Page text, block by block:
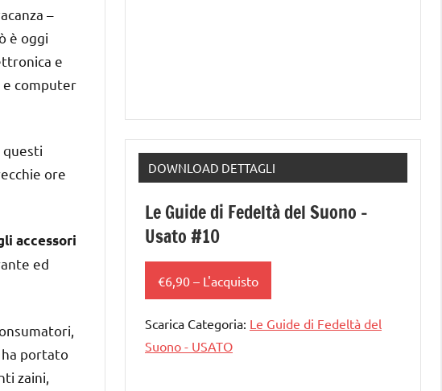
–
è oggi
e
e computer
questi
ore
accessori
ed
portato
zaini,
DOWNLOAD DETTAGLI
Le Guide di Fedeltà del Suono –
Usato #10
€6,90 – L'acquisto
Scarica Categoria: Le Guide di Fedeltà del
Suono - USATO